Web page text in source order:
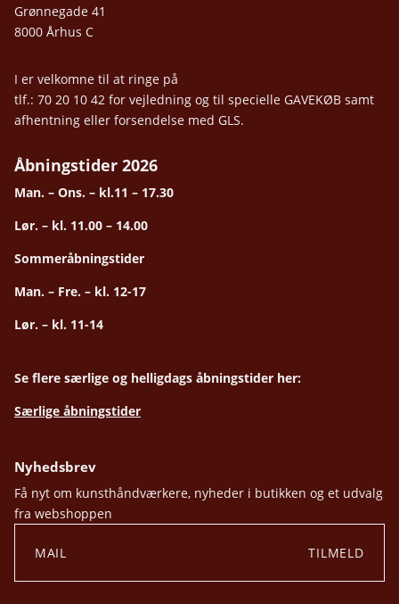
Grønnegade 41
8000 Århus C
I er velkomne til at ringe på
tlf.: 70 20 10 42 for vejledning og til specielle GAVEKØB samt
afhentning eller forsendelse med GLS.
Åbningstider 2026
Man. – Ons. – kl.11 – 17.30
Lør. – kl. 11.00 – 14.00
Sommeråbningstider
Man. – Fre. – kl. 12-17
Lør. – kl. 11-14
Se flere særlige og helligdags åbningstider her:
Særlige åbningstider
Nyhedsbrev
Få nyt om kunsthåndværkere, nyheder i butikken og et udvalg
fra webshoppen
TILMELD